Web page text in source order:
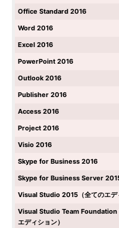
Office Standard 2016
Word 2016
Excel 2016
PowerPoint 2016
Outlook 2016
Publisher 2016
Access 2016
Project 2016
Visio 2016
Skype for Business 2016
Skype for Business Server
Visual Studio 2015（全てのエデ
Visual Studio Team
エディション）